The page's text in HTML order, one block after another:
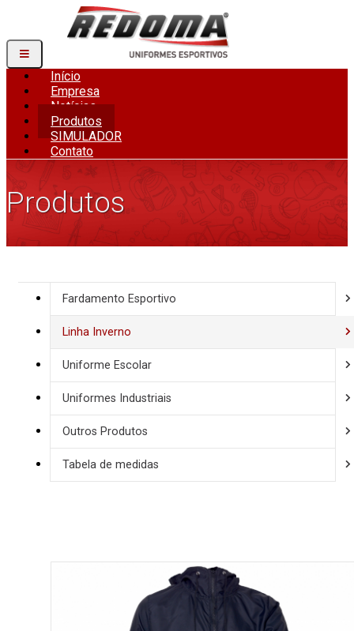
Início
Empresa
Notícias
Produtos
SIMULADOR
Contato
Produtos
Fardamento Esportivo
Linha Inverno
Uniforme Escolar
Uniformes Industriais
Outros Produtos
Tabela de medidas